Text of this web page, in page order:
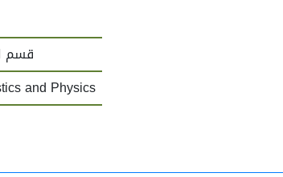
قسم
and Physics